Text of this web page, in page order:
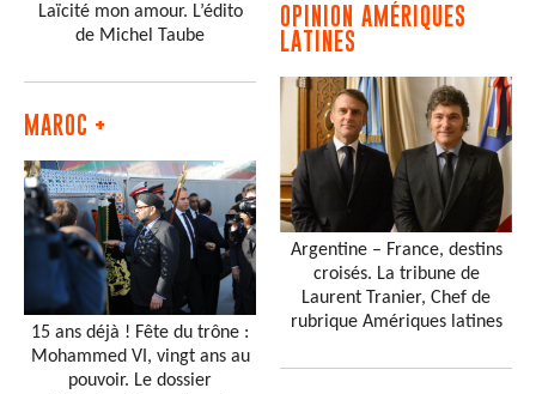
Laïcité mon amour. L’édito
de Michel Taube
MAROC +
15 ans déjà ! Fête du trône :
Mohammed VI, vingt ans au
pouvoir. Le dossier
OPINION AMÉRIQUES
LATINES
Argentine – France, destins
croisés. La tribune de
Laurent Tranier, Chef de
rubrique Amériques latines